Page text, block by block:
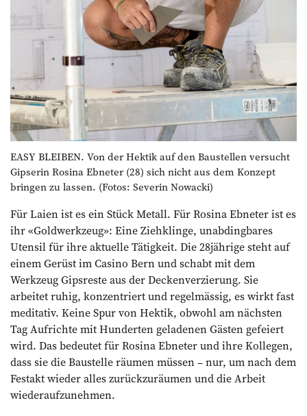
EASY BLEIBEN. Von der Hektik auf den Baustellen versucht
Gipserin Rosina Ebneter (28) sich nicht aus dem Konzept
bringen zu lassen. (Fotos: Severin Nowacki)
Für Laien ist es ein Stück Metall. Für Rosina Ebneter ist es
ihr «Goldwerkzeug»: Eine Ziehklinge, unabdingbares
Utensil für ihre aktuelle Tätigkeit. Die 28jährige steht auf
einem Gerüst im Casino Bern und schabt mit dem
Werkzeug Gipsreste aus der Deckenverzierung. Sie
arbeitet ruhig, konzentriert und regelmässig, es wirkt fast
meditativ. Keine Spur von Hektik, obwohl am nächsten
Tag Aufrichte mit Hunderten geladenen Gästen gefeiert
wird. Das bedeutet für Rosina Ebneter und ihre Kollegen,
dass sie die Baustelle räumen müssen – nur, um nach dem
Festakt wieder alles zurückzuräumen und die Arbeit
wiederaufzunehmen.